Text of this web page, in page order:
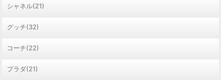
シャネル(21)
グッチ(32)
コーチ(22)
プラダ(21)